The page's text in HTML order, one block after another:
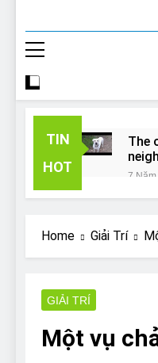
TIN
HOT
The
7 Năm
Do
Home Giải Trí
GIẢI TRÍ
Một vụ